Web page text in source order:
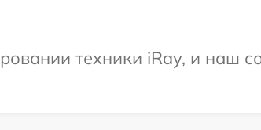
техники iRay, и наш